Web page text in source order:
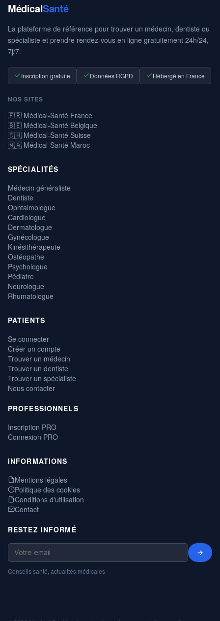
MédicalSanté
La plateforme de référence pour trouver un médecin, dentiste ou
spécialiste et prendre rendez-vous en ligne gratuitement 24h/24,
7j/7.
Inscription gratuite Données RGPD Hébergé en France
NOS SITES
🇫🇷 Médical-Santé France
🇧🇪 Médical-Santé Belgique
🇨🇭 Médical-Santé Suisse
🇲🇦 Médical-Santé Maroc
SPÉCIALITÉS
Médecin généraliste
Dentiste
Ophtalmologue
Cardiologue
Dermatologue
Gynécologue
Kinésithérapeute
Ostéopathe
Psychologue
Pédiatre
Neurologue
Rhumatologue
PATIENTS
Se connecter
Créer un compte
Trouver un médecin
Trouver un dentiste
Trouver un spécialiste
Nous contacter
PROFESSIONNELS
Inscription PRO
Connexion PRO
INFORMATIONS
Mentions légales
Politique des cookies
Conditions d'utilisation
Contact
RESTEZ INFORMÉ
→
Conseils santé, actualités médicales